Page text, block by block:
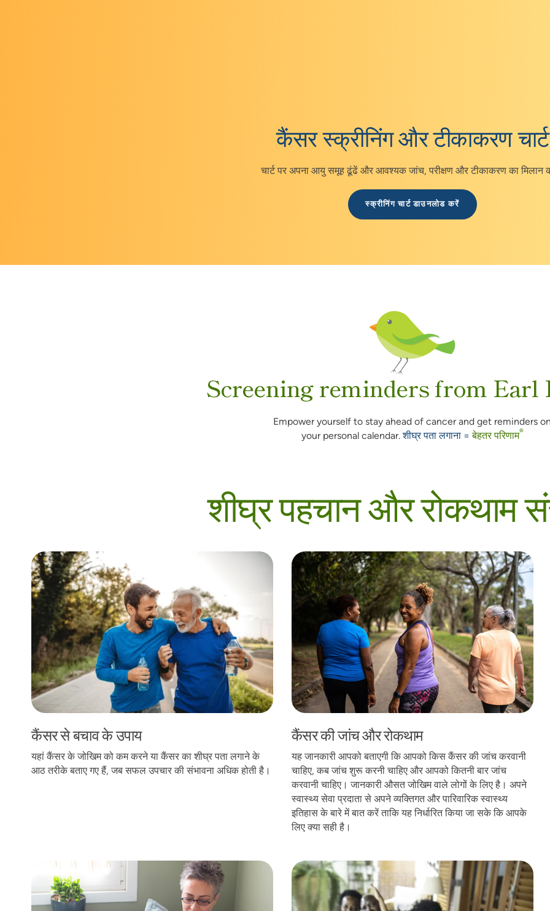
कैंसर स्क्रीनिंग और टीकाकरण चार्ट
चार्ट पर अपना आयु समूह ढूंढें और आवश्यक जांच, परीक्षण और टीकाकरण का मिलान
स्क्रीनिंग चार्ट डाउनलोड करें
Screening reminders from Earl
Empower yourself to stay ahead of cancer and get reminders
your personal calendar.शीघ्र पता लगाना = बेहतर परिणाम®
शीघ्र पहचान और रोकथाम
कैंसर से बचाव के उपाय
कैंसर से बचाव के उपाय
यहां कैंसर के जोखिम को कम करने या कैंसर का शीघ्र पता लगाने के
आठ तरीके बताए गए हैं, जब सफल उपचार की संभावना अधिक होती है।
कैंसर की जांच और रोकथाम
कैंसर की जांच और रोकथाम
यह जानकारी आपको बताएगी कि आपको किस कैंसर की जांच करवानी
चाहिए, कब जांच शुरू करनी चाहिए और आपको कितनी बार जांच
करवानी चाहिए। जानकारी औसत जोखिम वाले लोगों के लिए है। अपने
स्वास्थ्य सेवा प्रदाता से अपने व्यक्तिगत और पारिवारिक स्वास्थ्य
इतिहास के बारे में बात करें ताकि यह निर्धारित किया जा सके कि आपके
लिए क्या सही है।
स्क्रीनिंग योजना अपने परिवार का इतिहास जानें